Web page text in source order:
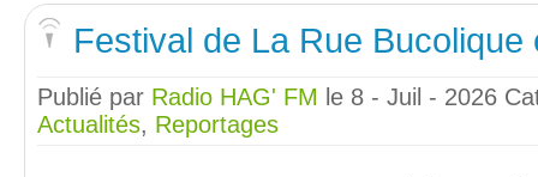
Festival de La Rue Bucolique
Publié par Radio HAG' FM le 8 - Juil - 2026
Actualités, Reportages